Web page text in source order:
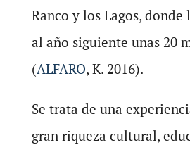
Ranco y los Lagos,
al año siguiente unas 20
(ALFARO, K. 2016).
Se trata de una
gran riqueza cultural,